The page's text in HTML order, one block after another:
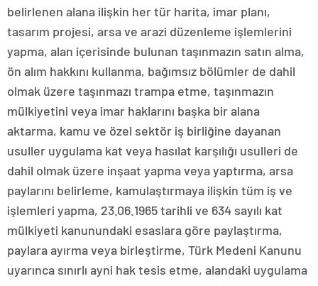
belirlenen alana ilişkin her tür harita, imar planı,
tasarım projesi, arsa ve arazi düzenleme işlemlerini
yapma, alan içerisinde bulunan taşınmazın satın alma,
ön alım hakkını kullanma, bağımsız bölümler de dahil
olmak üzere taşınmazı trampa etme, taşınmazın
mülkiyetini veya imar haklarını başka bir alana
aktarma, kamu ve özel sektör iş birliğine dayanan
usuller uygulama kat veya hasılat karşılığı usulleri de
dahil olmak üzere inşaat yapma veya yaptırma, arsa
paylarını belirleme, kamulaştırmaya ilişkin tüm iş ve
işlemleri yapma, 23.06.1965 tarihli ve 634 sayılı kat
mülkiyeti kanunundaki esaslara göre paylaştırma,
paylara ayırma veya birleştirme, Türk Medeni Kanunu
uyarınca sınırlı ayni hak tesis etme, alandaki uygulama